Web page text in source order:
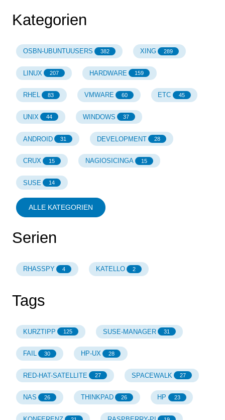
Kategorien
OSBN-UBUNTUUSERS 382 XING 289
LINUX 207 HARDWARE 159
RHEL 83 VMWARE 60 ETC 45
UNIX 44 WINDOWS 37
ANDROID 31 DEVELOPMENT 28
CRUX 15 NAGIOSICINGA 15
SUSE 14
ALLE KATEGORIEN
Serien
RHASSPY 4 KATELLO 2
Tags
KURZTIPP 125 SUSE-MANAGER 31
FAIL 30 HP-UX 28
RED-HAT-SATELLITE 27 SPACEWALK 27
NAS 26 THINKPAD 26 HP 23